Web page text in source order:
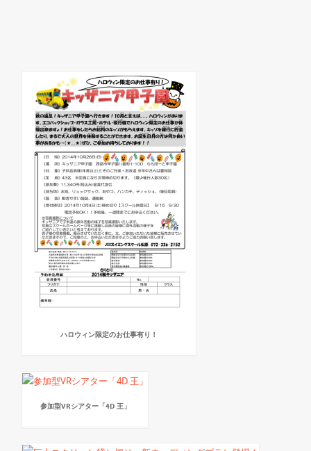
ハロウィン限定のお仕事有り！
参加型VRシアター「4D 王」